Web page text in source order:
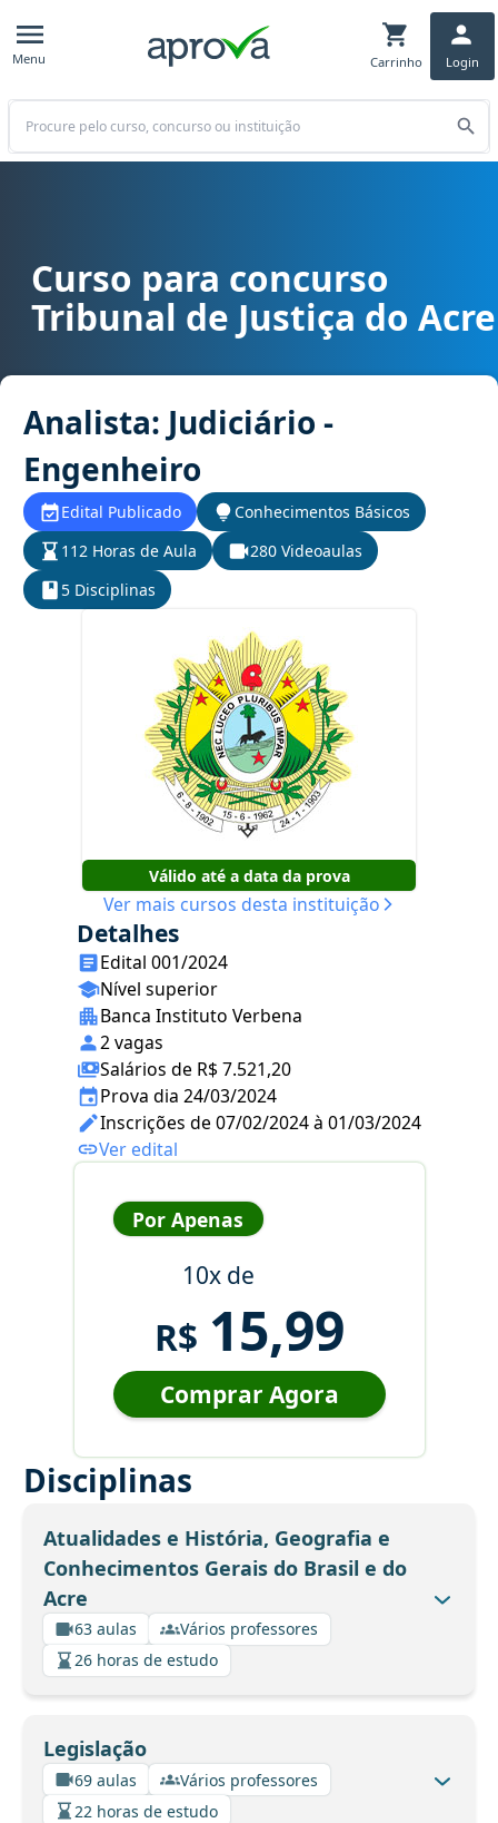
Menu Carrinho Login
Buscar
Curso para concurso TJ AC - Tribunal de Justiça do Acre cargo
Curso para concurso
Tribunal de Justiça do Acre
Analista: Judiciário -
Engenheiro
Edital Publicado
Conhecimentos Básicos
112 Horas de Aula
280 Videoaulas
5 Disciplinas
Válido até a data da prova
Ver mais cursos desta instituição
Detalhes
Edital 001/2024
Nível superior
Banca Instituto Verbena
2 vagas
Salários de R$ 7.521,20
Prova dia 24/03/2024
Inscrições de 07/02/2024 à 01/03/2024
Ver edital
Por Apenas
10x de
R$ 15,99
Comprar Agora
Disciplinas
Atualidades e História, Geografia e
Conhecimentos Gerais do Brasil e do
Acre
63 aulas
Vários professores
26 horas de estudo
Legislação
69 aulas
Vários professores
22 horas de estudo